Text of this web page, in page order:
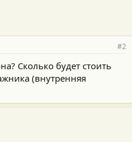
#2
Сколько будет стоить
(внутренняя